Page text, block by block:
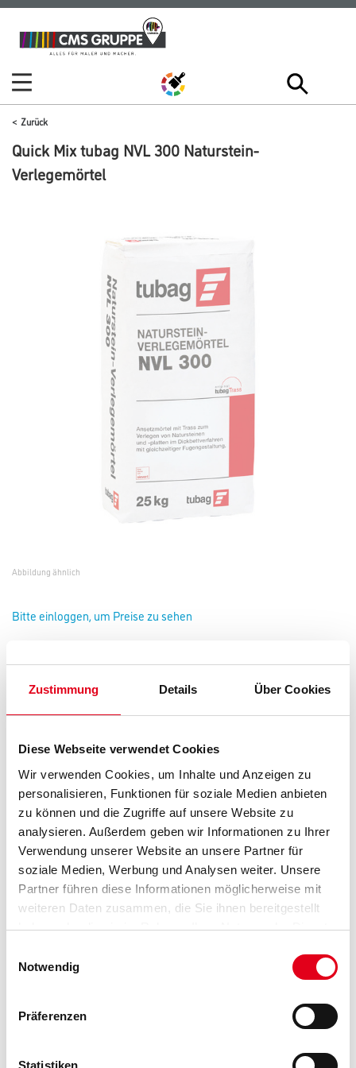
Zustimmung Details Über Cookies
Diese Webseite verwendet Cookies
Wir verwenden Cookies, um Inhalte und Anzeigen zu
personalisieren, Funktionen für soziale Medien anbieten
zu können und die Zugriffe auf unsere Website zu
analysieren. Außerdem geben wir Informationen zu Ihrer
Verwendung unserer Website an unsere Partner für
soziale Medien, Werbung und Analysen weiter. Unsere
Partner führen diese Informationen möglicherweise mit
weiteren Daten zusammen, die Sie ihnen bereitgestellt
haben oder die sie im Rahmen Ihrer Nutzung der Dienste
Notwendig
Präferenzen
Statistiken
Zum
Inhalt
Zum
Navigationsmenü
Zurück
Quick Mix tubag NVL 300 Naturstein-
Verlegemörtel
Abbildung ähnlich
Bitte einloggen, um Preise zu sehen
Dickbettmörtel zum Ansetzen und Verlegen von Natursteinen und -
platten mit gleichzeitiger Fugengestaltung
Gebinde
Umrechnungsfaktoren